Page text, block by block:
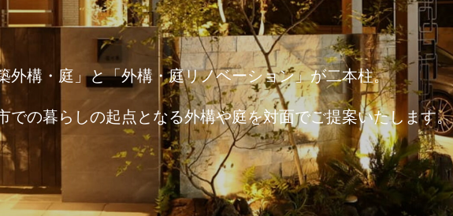
外構・庭」と「外構・庭リノベーション」が二本柱。
での暮らしの起点となる外構や庭を対面でご提案いたします。